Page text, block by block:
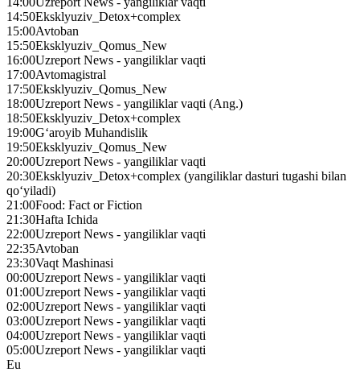
14:50Eksklyuziv_Detox+complex
15:00Avtoban
15:50Eksklyuziv_Qomus_New
16:00Uzreport News - yangiliklar vaqti
17:00Avtomagistral
17:50Eksklyuziv_Qomus_New
18:00Uzreport News - yangiliklar vaqti (Ang.)
18:50Eksklyuziv_Detox+complex
19:00G‘aroyib Muhandislik
19:50Eksklyuziv_Qomus_New
20:00Uzreport News - yangiliklar vaqti
20:30Eksklyuziv_Detox+complex (yangiliklar dasturi tugashi bilan
qo‘yiladi)
21:00Food: Fact or Fiction
21:30Hafta Ichida
22:00Uzreport News - yangiliklar vaqti
22:35Avtoban
23:30Vaqt Mashinasi
00:00Uzreport News - yangiliklar vaqti
01:00Uzreport News - yangiliklar vaqti
02:00Uzreport News - yangiliklar vaqti
03:00Uzreport News - yangiliklar vaqti
04:00Uzreport News - yangiliklar vaqti
05:00Uzreport News - yangiliklar vaqti
Eu